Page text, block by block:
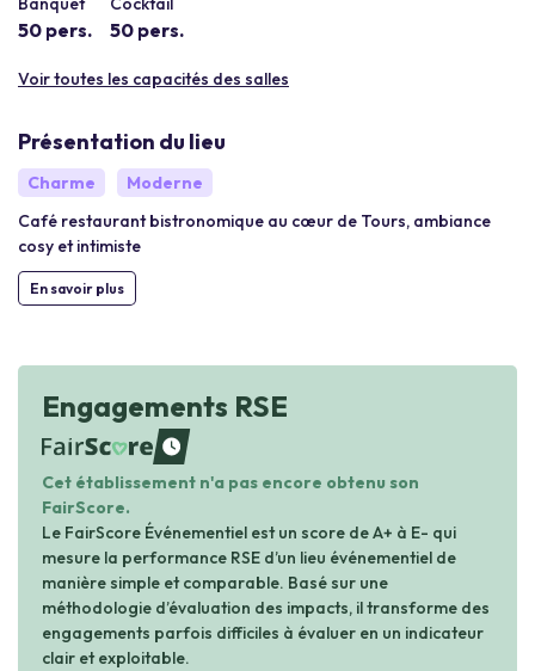
50 pers. 50 pers.
Voir toutes les capacités des salles
Présentation du lieu
Charme
Moderne
Café restaurant bistronomique au cœur de Tours, ambiance
cosy et intimiste
En savoir plus
Engagements RSE
waiting
Cet établissement n'a pas encore obtenu son
FairScore.
Le FairScore Événementiel est un score de A+ à E- qui
mesure la performance RSE d’un lieu événementiel de
manière simple et comparable. Basé sur une
méthodologie d’évaluation des impacts, il transforme des
engagements parfois difficiles à évaluer en un indicateur
clair et exploitable.